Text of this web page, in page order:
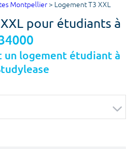
recherche
Montpellier > Logement T3 XXL
pour étudiants à
un logement étudiant à